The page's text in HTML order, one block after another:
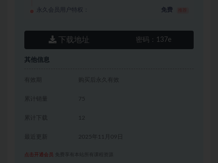
永久会员用户特权： 免费
下载地址 密码： 137e
其他信息
有效期 购买后永久有效
累计销量 75
累计下载 12
2025年11月09日
点击开通会员 免费享有本站所有课程资源